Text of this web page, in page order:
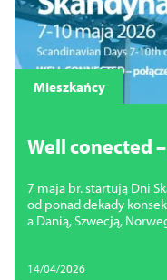
Mieszkańcy
Well conected
wkrótce
7 maja br. startują Dni
od ponad dekady
a Danią, Szwecją,
14/04/2026